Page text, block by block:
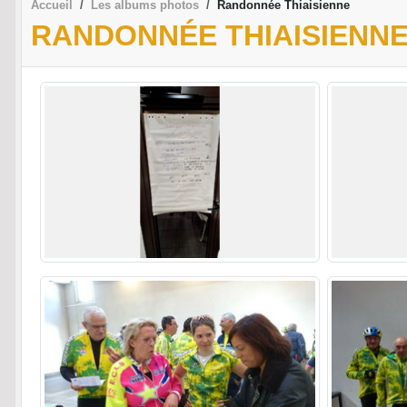
Accueil Les albums photos Randonnée Thiaisienne
RANDONNÉE